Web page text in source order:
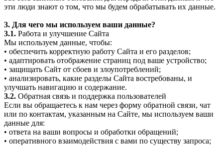
эти люди знают о том, что мы будем обрабатывать их данные.
3. Для чего мы используем ваши данные?
3.1. Работа и улучшение Сайта
Мы используем данные, чтобы:
• обеспечить корректную работу Сайта и его разделов;
• адаптировать отображение страниц под ваше устройство;
• защищать Сайт от сбоев и злоупотреблений;
• анализировать, какие разделы Сайта востребованы, и
улучшать навигацию и содержание.
3.2. Обратная связь и поддержка пользователей
Если вы обращаетесь к нам через форму обратной связи, чат
или по контактам, указанным на Сайте, мы используем ваши
данные для:
• ответа на ваши вопросы и обработки обращений;
• оперативного взаимодействия с вами по существу запроса;